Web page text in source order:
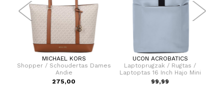
MICHAEL KORS
Shopper / Schoudertas Dames
Andie
275,00
UCON ACROBATICS
Laptoprugzak / Rugtas /
Laptoptas 16 Inch Hajo Mini
99,99